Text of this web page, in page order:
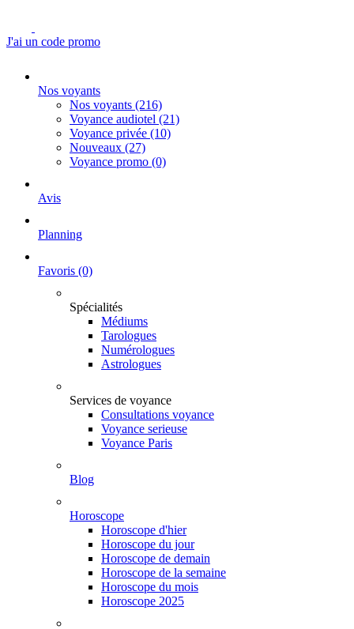
J'ai un code promo
Nos voyants
Nos voyants (216)
Voyance audiotel (21)
Voyance privée (10)
Nouveaux (27)
Voyance promo (0)
Avis
Planning
Favoris (0)
Spécialités
Médiums
Tarologues
Numérologues
Astrologues
Services de voyance
Consultations voyance
Voyance serieuse
Voyance Paris
Blog
Horoscope
Horoscope d'hier
Horoscope du jour
Horoscope de demain
Horoscope de la semaine
Horoscope du mois
Horoscope 2025